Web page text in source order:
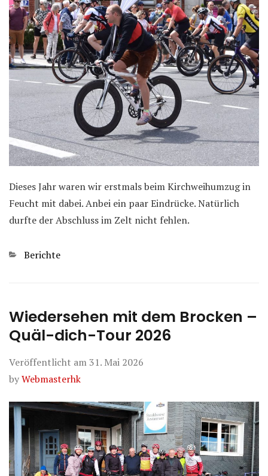
Dieses Jahr waren wir erstmals beim Kirchweihumzug in
Feucht mit dabei. Anbei ein paar Eindrücke. Natürlich
durfte der Abschluss im Zelt nicht fehlen.
Kategorien
Berichte
Wiedersehen mit dem Brocken –
Quäl-dich-Tour 2026
Veröffentlicht am 31. Mai 2026
byWebmasterhk